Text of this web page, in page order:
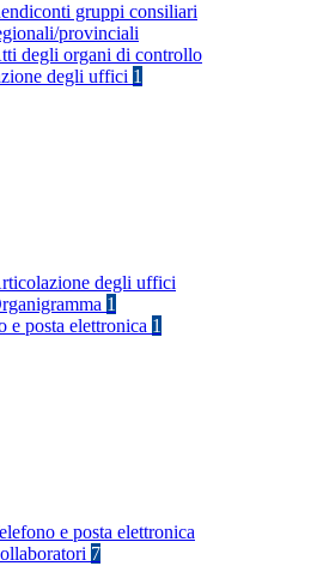
gruppi consiliari
provinciali
degli organi di controllo
degli uffici 1
degli uffici
1
e posta elettronica 1
e posta elettronica
7